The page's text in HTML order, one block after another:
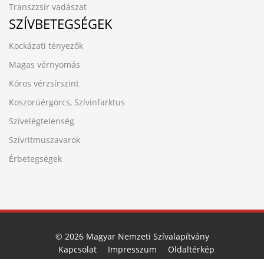
Transzzsír vadászat
SZÍVBETEGSÉGEK
Kockázati tényezők
Magas vérnyomás
Kóros vérzsírszint
Koszorúérgörcs, Szívinfarktus
Szívelégtelenség
Szívritmuszavarok
Érbetegségek
© 2026 Magyar Nemzeti Szívalapítvány
Kapcsolat
Impresszum Oldaltérkép